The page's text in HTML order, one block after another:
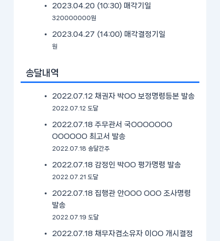
2023.04.20 (10:30) 매각기일
320000000원
2023.04.27 (14:00) 매각결정기일
원
송달내역
2022.07.12 채권자 박OO 보정명령등본 발송
2022.07.12 도달
2022.07.18 주무관서 국OOOOOOO
OOOOOO 최고서 발송
2022.07.18 송달간주
2022.07.18 감정인 박OO 평가명령 발송
2022.07.21 도달
2022.07.18 집행관 안OOO OOO 조사명령
발송
2022.07.19 도달
2022.07.18 채무자겸소유자 이OO 개시결정